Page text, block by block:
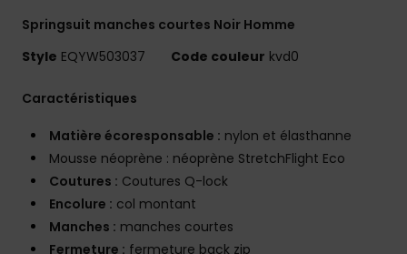
Springsuit manches courtes Noir Homme
Style EQYW503037 Code couleur kvd0
Caractéristiques
Matière écoresponsable : nylon et élasthanne
Mousse néoprène : néoprène StretchFlight Eco
Coutures : Coutures Q-lock
Encolure : col montant
Manches : manches courtes
Fermeture : fermeture back zip